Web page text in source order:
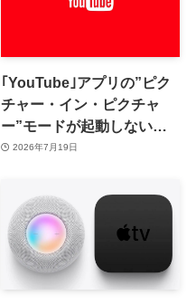
｢YouTube｣アプリの”ピク
チャー・イン・ピクチャ
ー”モードが起動しない問
題がiOSとAndroidで発生
2026年7月19日